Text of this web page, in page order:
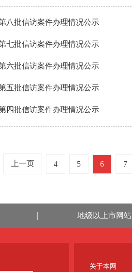
八批信访案件办理情况公示
七批信访案件办理情况公示
六批信访案件办理情况公示
五批信访案件办理情况公示
四批信访案件办理情况公示
上一页 4 5 6 7
| 地级以上市网站
关于本网